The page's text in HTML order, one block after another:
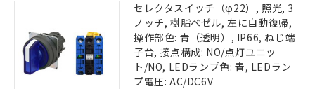
セレクタスイッチ（φ22）, 照光, 3
ノッチ, 樹脂ベゼル, 左に自動復帰,
操作部色: 青（透明）, IP66, ねじ端
子台, 接点構成: NO/点灯ユニッ
ト/NO, LEDランプ色: 青, LEDラン
プ電圧: AC/DC6V